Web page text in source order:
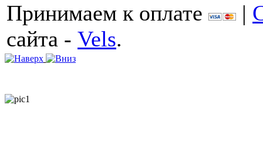
Принимаем к оплате
|
сайта - Vels.